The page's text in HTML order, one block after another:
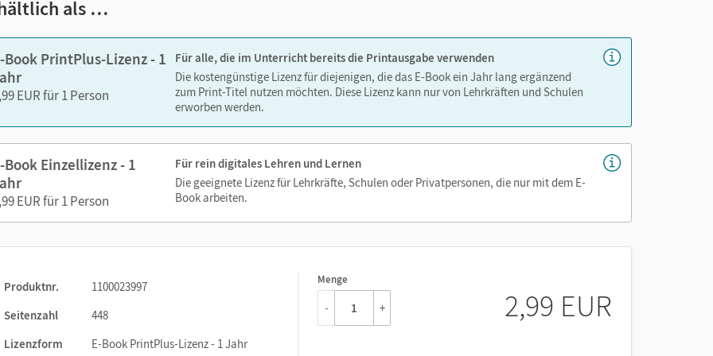
Sie sind seitengenau platziert, damit Sie und Ihre Schüler/-innen
gestalten Sie das Lehren und Lernen zeitsparend und
Suchen!
als …
Book PrintPlus-Lizenz - 1
EUR für 1 Person
Für alle, die im Unterricht bereits die Printausgabe verwenden
Die kostengünstige Lizenz für diejenigen, die das E-Book ein Jahr lang ergänzend
zum Print-Titel nutzen möchten. Diese Lizenz kann nur von Lehrkräften und Schulen
erworben werden.
Book Einzellizenz - 1
EUR für 1 Person
Für rein digitales Lehren und Lernen
Die geeignete Lizenz für Lehrkräfte, Schulen oder Privatpersonen, die nur mit dem E-
Book arbeiten.
Produktnr.
1100023997
Seitenzahl
448
Lizenzform
E-Book PrintPlus-Lizenz - 1 Jahr
Menge
1
- + 2,99 EUR